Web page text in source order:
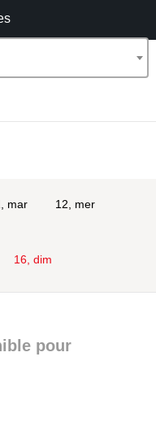
mar 12, mer
16, dim
pour